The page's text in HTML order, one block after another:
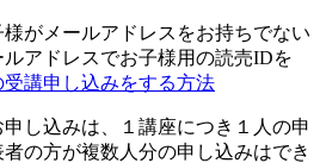
がメールアドレスをお持ちでない
アドレスでお子様用の読売IDを
受講申し込みをする方法
し込みは、１講座につき１人の申
の方が複数人分の申し込みはでき